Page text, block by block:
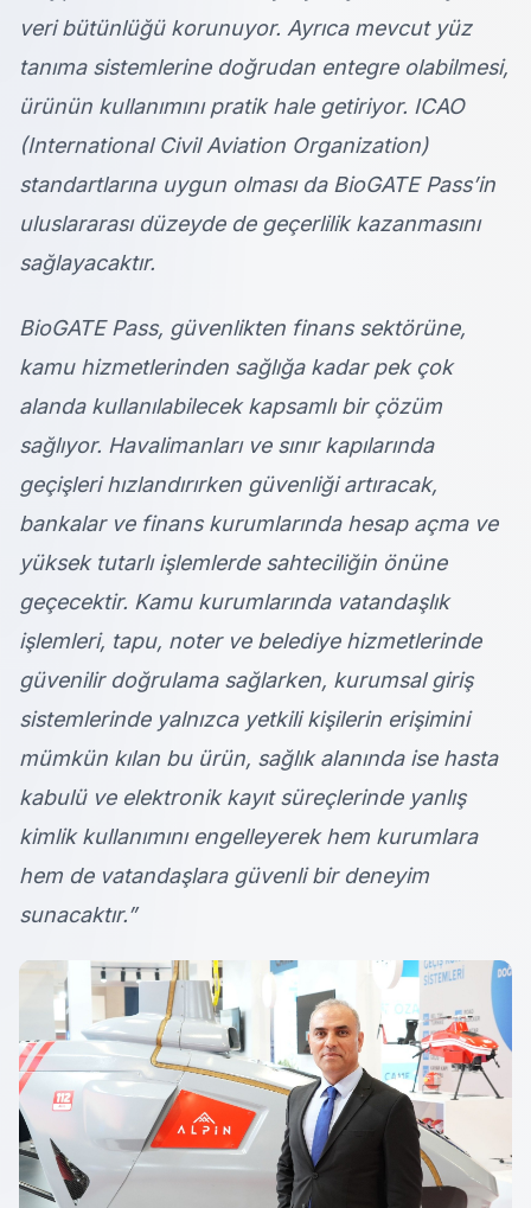
veri bütünlüğü korunuyor. Ayrıca mevcut yüz
tanıma sistemlerine doğrudan entegre olabilmesi,
ürünün kullanımını pratik hale getiriyor. ICAO
(International Civil Aviation Organization)
standartlarına uygun olması da BioGATE Pass’in
uluslararası düzeyde de geçerlilik kazanmasını
sağlayacaktır.
BioGATE Pass, güvenlikten finans sektörüne,
kamu hizmetlerinden sağlığa kadar pek çok
alanda kullanılabilecek kapsamlı bir çözüm
sağlıyor. Havalimanları ve sınır kapılarında
geçişleri hızlandırırken güvenliği artıracak,
bankalar ve finans kurumlarında hesap açma ve
yüksek tutarlı işlemlerde sahteciliğin önüne
geçecektir. Kamu kurumlarında vatandaşlık
işlemleri, tapu, noter ve belediye hizmetlerinde
güvenilir doğrulama sağlarken, kurumsal giriş
sistemlerinde yalnızca yetkili kişilerin erişimini
mümkün kılan bu ürün, sağlık alanında ise hasta
kabulü ve elektronik kayıt süreçlerinde yanlış
kimlik kullanımını engelleyerek hem kurumlara
hem de vatandaşlara güvenli bir deneyim
sunacaktır.”